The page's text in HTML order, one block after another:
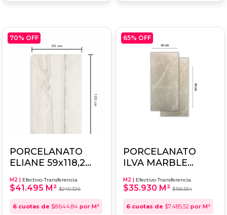
70% OFF
PORCELANATO
ELIANE 59x118,2
ULTRA HD 1ERA
CALIDAD
M2 | Efectivo-Transferencia
$41.495 M² $240.326
6 cuotas de $8.644,84 por M²
65% OFF
PORCELANATO
ILVA MARBLE
PULPIS 45X90
M2 | Efectivo-Transferencia
$35.930 M² $156.554
6 cuotas de $7.485,52 por M²